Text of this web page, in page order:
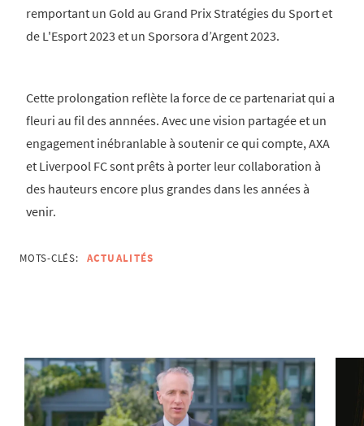
remportant un Gold au Grand Prix Stratégies du Sport et
de L'Esport 2023 et un Sporsora d’Argent 2023.
Cette prolongation reflète la force de ce partenariat qui a
fleuri au fil des annnées. Avec une vision partagée et un
engagement inébranlable à soutenir ce qui compte, AXA
et Liverpool FC sont prêts à porter leur collaboration à
des hauteurs encore plus grandes dans les années à
venir.
MOTS-CLÉS: ACTUALITÉS